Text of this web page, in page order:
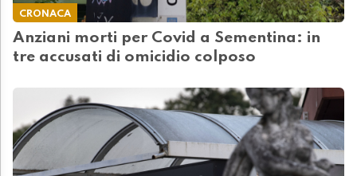
CRONACA
Anziani morti per Covid a Sementina: in
tre accusati di omicidio colposo